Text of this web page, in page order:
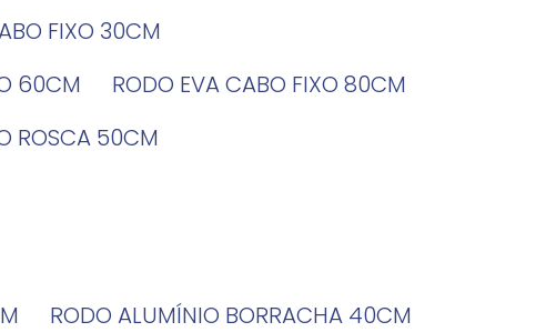
FIXO 30CM
60CM
RODO EVA CABO FIXO 80CM
ROSCA 50CM
RODO ALUMÍNIO BORRACHA 40CM